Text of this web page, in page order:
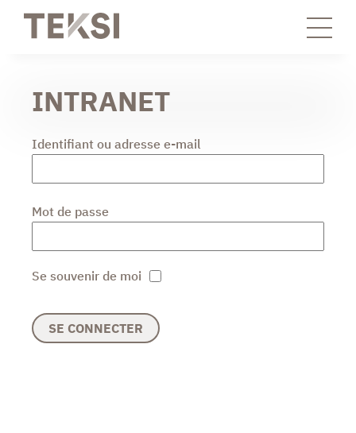
INTRANET
Identifiant ou adresse e-mail
Mot de passe
Se souvenir de moi